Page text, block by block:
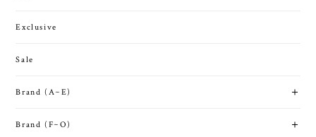
Exclusive
Sale
Brand (A~E)
Brand (F~O)